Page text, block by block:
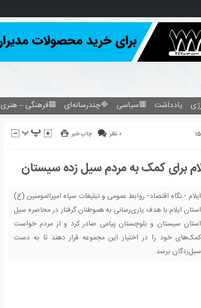
یادداشت 🟥سیاسی 🔷چندرسانه‌ای 🟦فرهنگی – هنری
چاپ خبر ۰ نظر
برای کمک به مردم سیل زده سیستان
ایلام - نگاه اقتصاد- روابط عمومی و تبلیغات سپاه امیرالمومنین (ع)
استان ایلام با هدف یاری‌رسانی به هموطنان گرفتار در محاصره سیل
استان سیستان و بلوچستان پیامی صادر کرد و از مردم خواست
کمک‌های خود را در اختیار این مجموعه قرار دهند تا به دست
سیل‌زدگان برسد.